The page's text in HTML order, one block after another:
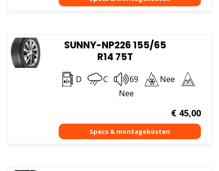
SUNNY-NP226 155/65
R14 75T
D C 69
Nee
Nee
€45,00